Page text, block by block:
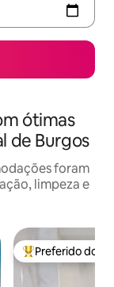
ótimas
de Burgos
foram
limpeza e
Entre os
Preferido dos